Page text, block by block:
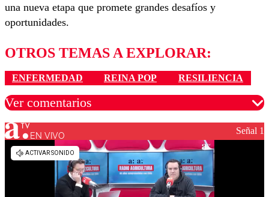
una nueva etapa que promete grandes desafíos y
oportunidades.
OTROS TEMAS A EXPLORAR:
ENFERMEDAD REINA POP RESILIENCIA
Ver comentarios
Los comentarios son moderados para garantizar un
diálogo respetuoso.
EN VIVO Señal 1